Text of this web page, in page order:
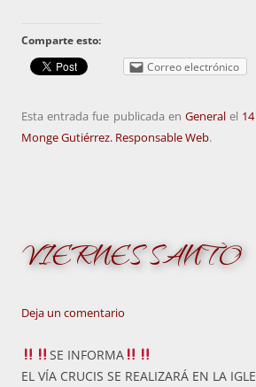
Comparte esto:
Correo electrónico
Esta entrada fue publicada en Generalel
Monge Gutiérrez. Responsable Web.
VIERNES SANTO
Deja un comentario
SE INFORMA
EL VÍA CRUCIS SE REALIZARÁ EN LA